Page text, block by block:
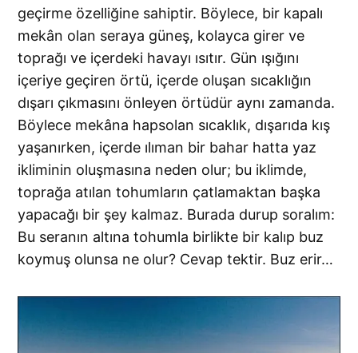
geçirme özelliğine sahiptir. Böylece, bir kapalı
mekân olan seraya güneş, kolayca girer ve
toprağı ve içerdeki havayı ısıtır. Gün ışığını
içeriye geçiren örtü, içerde oluşan sıcaklığın
dışarı çıkmasını önleyen örtüdür aynı zamanda.
Böylece mekâna hapsolan sıcaklık, dışarıda kış
yaşanırken, içerde ılıman bir bahar hatta yaz
ikliminin oluşmasına neden olur; bu iklimde,
toprağa atılan tohumların çatlamaktan başka
yapacağı bir şey kalmaz. Burada durup soralım:
Bu seranın altına tohumla birlikte bir kalıp buz
koymuş olunsa ne olur? Cevap tektir. Buz erir…